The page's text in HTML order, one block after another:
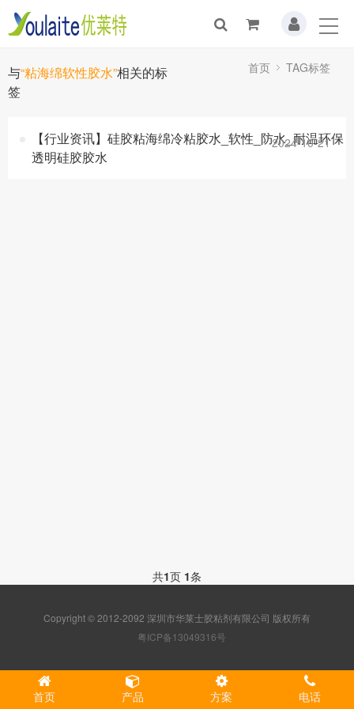
与“粘海绵软性胶水”相关的标
签
首页 TAG标签
【行业资讯】硅胶粘海绵冷粘胶水_软性_防水_耐温环保
透明硅胶胶水
2024-10-21
共1页 1条
Copyright © 2012-2092 深圳市华莱士胶粘剂有限公司 版权所有
粤ICP备13049316号
首页 产品 方案 电话